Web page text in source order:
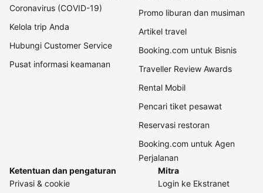
Coronavirus (COVID-19)
Kelola trip Anda
Hubungi Customer Service
Pusat informasi keamanan
Promo liburan dan musiman
Artikel travel
Booking.com untuk Bisnis
Traveller Review Awards
Rental Mobil
Pencari tiket pesawat
Reservasi restoran
Booking.com untuk Agen
Perjalanan
Ketentuan dan pengaturan
Privasi & cookie
Mitra
Login ke Ekstranet